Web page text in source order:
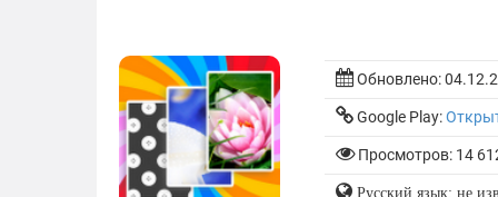
Обновлено:
Google Play:
Просмотров: 14
Русский язык: не